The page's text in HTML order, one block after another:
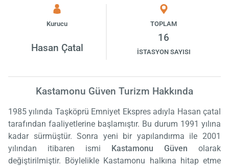
Kurucu
Hasan Çatal
TOPLAM
16
İSTASYON SAYISI
Kastamonu Güven Turizm Hakkında
1985 yılında Taşköprü Emniyet Ekspres adıyla Hasan çatal
tarafından faaliyetlerine başlamıştır. Bu durum 1991 yılına
kadar sürmüştür. Sonra yeni bir yapılandırma ile 2001
yılından itibaren ismi Kastamonu Güven olarak
değiştirilmiştir. Böylelikle Kastamonu halkına hitap etme